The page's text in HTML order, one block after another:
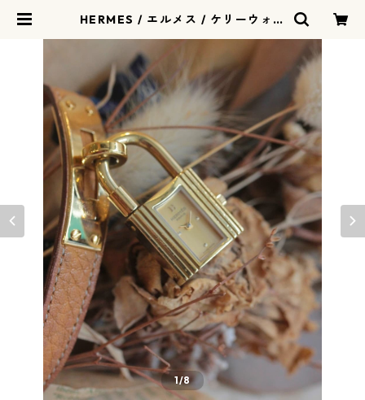
HERMES / エルメス / ケリーウォッ
04-hermes | リリアルロン - riri
alerond | ヴィンテージウォッチ 時
計店
1/8